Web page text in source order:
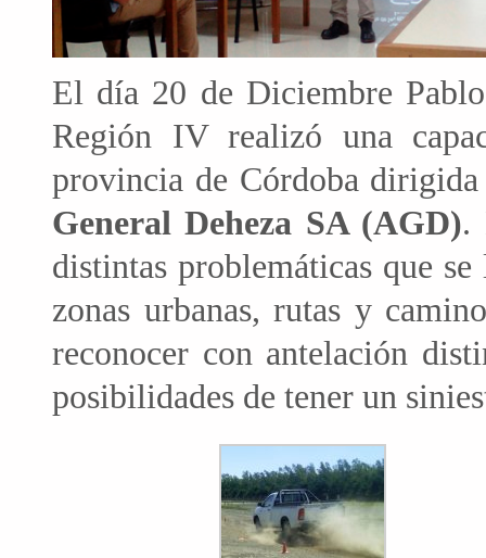
El día 20 de Diciembre
Región IV realizó una
provincia de Córdoba
General Deheza SA (AGD).
distintas problemáticas que
zonas urbanas, rutas y
reconocer con antelación
posibilidades de tener un